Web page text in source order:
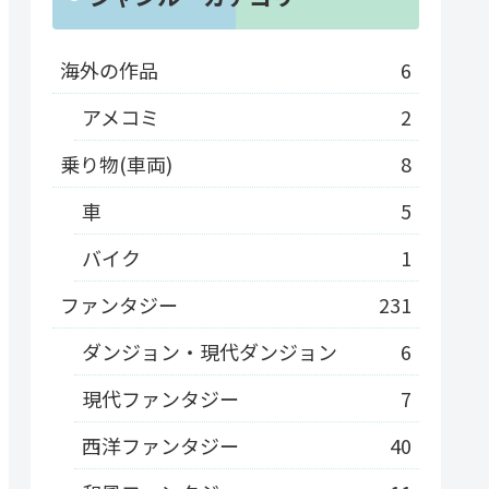
海外の作品
6
アメコミ
2
乗り物(車両)
8
車
5
バイク
1
ファンタジー
231
ダンジョン・現代ダンジョン
6
現代ファンタジー
7
西洋ファンタジー
40